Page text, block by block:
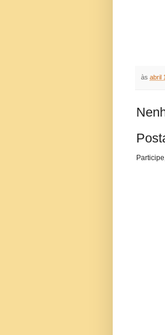
às abril